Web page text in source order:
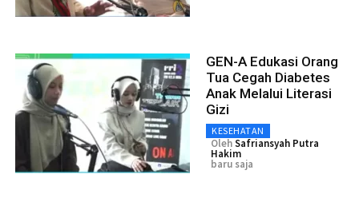
GEN-A Edukasi Orang
Tua Cegah Diabetes
Anak Melalui Literasi
Gizi
KESEHATAN
OlehSafriansyah Putra
Hakim
baru saja